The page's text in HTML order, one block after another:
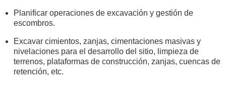
Planificar operaciones de excavación y gestión de
escombros.
Excavar cimientos, zanjas, cimentaciones masivas y
nivelaciones para el desarrollo del sitio, limpieza de
terrenos, plataformas de construcción, zanjas, cuencas de
retención, etc.